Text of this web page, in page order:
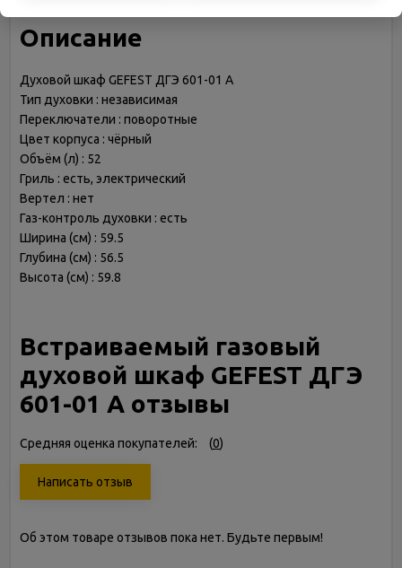
Описание
Духовой шкаф GEFEST ДГЭ 601-01 А
Тип духовки : независимая
Переключатели : поворотные
Цвет корпуса : чёрный
Объём (л) : 52
Гриль : есть, электрический
Вертел : нет
Газ-контроль духовки : есть
Ширина (см) : 59.5
Глубина (см) : 56.5
Высота (см) : 59.8
Встраиваемый газовый
духовой шкаф GEFEST ДГЭ
601-01 А отзывы
Средняя оценка покупателей: (0)
Написать отзыв
Об этом товаре отзывов пока нет. Будьте первым!